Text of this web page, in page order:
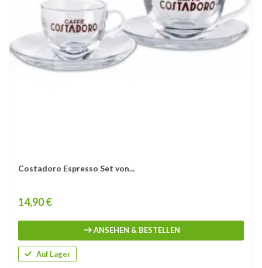
Costadoro Espresso Set von...
Price
14,90 €
ANSEHEN & BESTELLEN
Auf Lager